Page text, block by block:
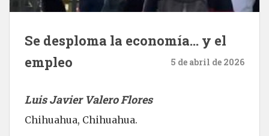
Se desploma la economía… y el
empleo
5 de abril de 2026
Luis Javier Valero Flores
Chihuahua, Chihuahua.